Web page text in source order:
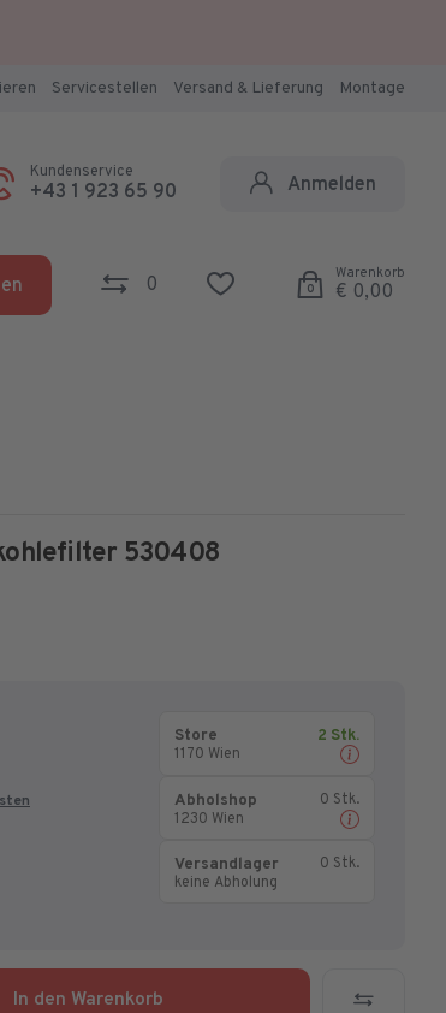
Servicestellen Versand & Lieferung Montage
Kundenservice
+43 1 923 65 90 Anmelden
0 0
Warenkorb
€ 0,00
530408
Store
1170 Wien
2 Stk.
Abholshop
1230 Wien
0 Stk.
Versandlager
keine Abholung
0 Stk.
In den Warenkorb